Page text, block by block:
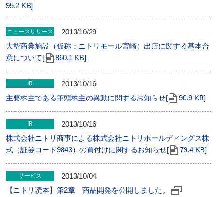
95.2 KB]
ニュースリリース
2013/10/29
大型商業施設（仮称：ニトリモール宮崎）出店に関する基本合
意について[
860.1 KB]
IR
2013/10/16
主要株主である筆頭株主の異動に関するお知らせ[
90.9 KB]
IR
2013/10/16
株式会社ニトリ商事による株式会社ニトリホールディングス株
式（証券コード9843）の買付けに関するお知らせ[
79.4 KB]
サービス
2013/10/04
【ニトリ読本】第2章 商品開発を公開しました。